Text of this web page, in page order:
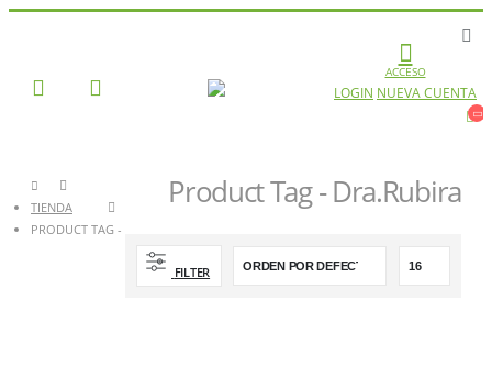
ACCESO
LOGIN NUEVA CUENTA
Product Tag - Dra.Rubira
TIENDA
PRODUCT TAG -
FILTER